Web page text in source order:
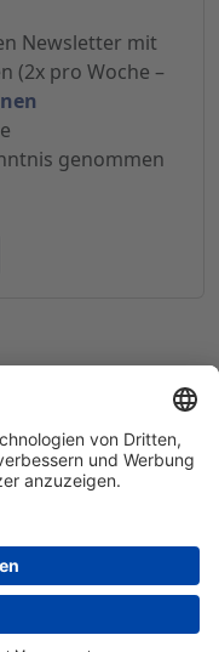
Newsletter mit
(2x pro Woche –
genommen